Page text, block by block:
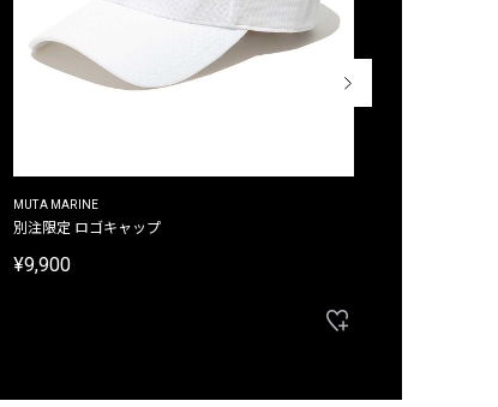
MUTA MARINE
別注限定 ロゴキャップ
¥9,900